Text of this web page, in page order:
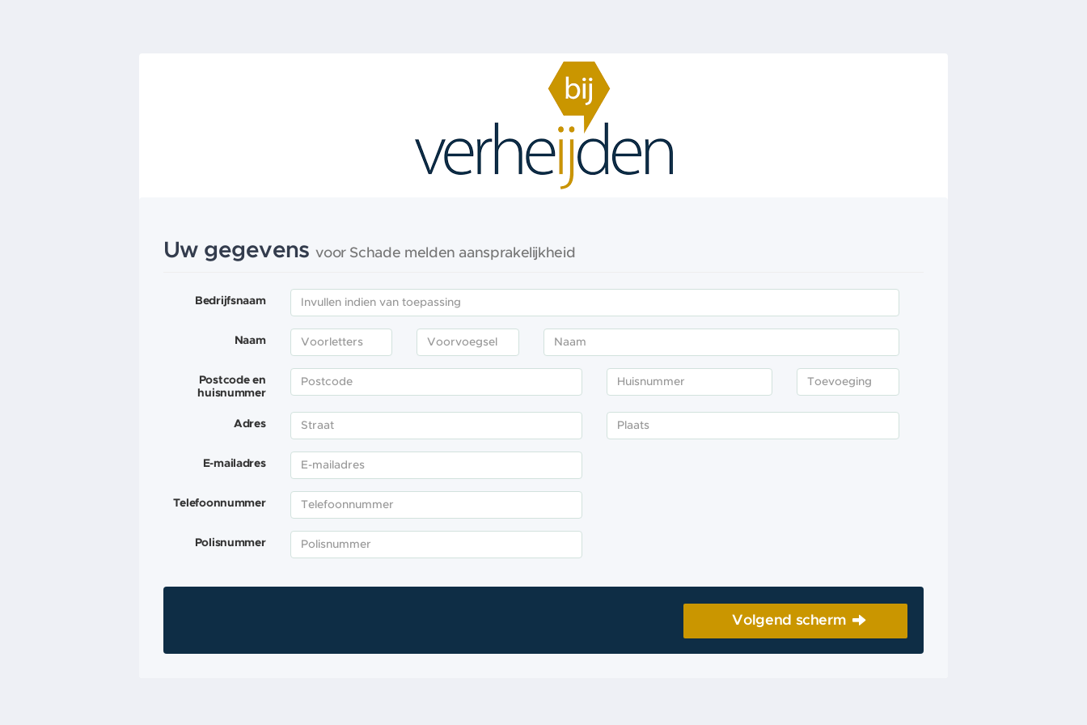
Uw gegevensvoor Schade melden aansprakelijkheid
Bedrijfsnaam
Naam
Postcode en
huisnummer
Adres
E-mailadres
Telefoonnummer
Polisnummer
Volgend scherm